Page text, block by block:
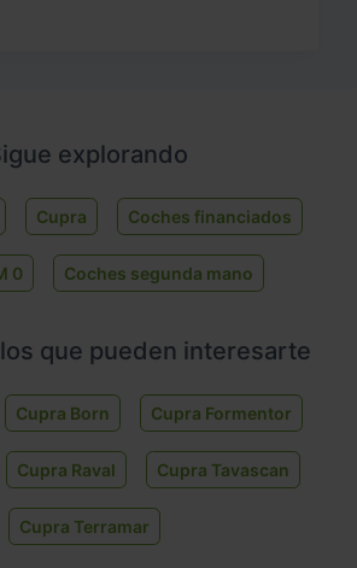
explorando
Cupra Coches financiados
0 Coches segunda mano
que pueden interesarte
Cupra Born Cupra Formentor
Cupra Raval Cupra Tavascan
Cupra Terramar